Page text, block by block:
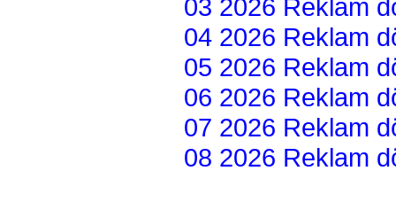
03 2026 Reklam
04 2026 Reklam
05 2026 Reklam
06 2026 Reklam
07 2026 Reklam
08 2026 Reklam